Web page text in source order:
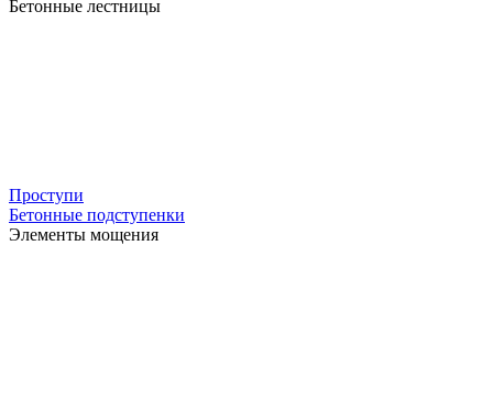
Бетонные лестницы
Проступи
Бетонные подступенки
Элементы мощения